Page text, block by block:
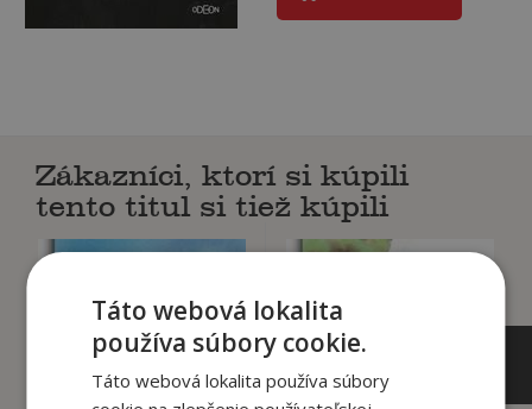
Zákazníci, ktorí si kúpili
tento titul si tiež kúpili
Táto webová lokalita
používa súbory cookie.
Táto webová lokalita používa súbory